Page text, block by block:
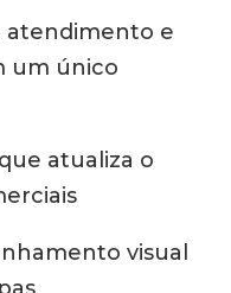
atendimento e
um único
atualiza o
visual